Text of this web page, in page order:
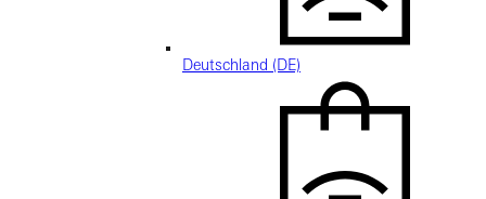
Deutschland (DE)